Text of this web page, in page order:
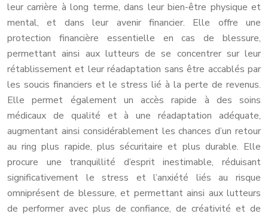
leur carrière à long terme, dans leur bien-être physique et
mental, et dans leur avenir financier. Elle offre une
protection financière essentielle en cas de blessure,
permettant ainsi aux lutteurs de se concentrer sur leur
rétablissement et leur réadaptation sans être accablés par
les soucis financiers et le stress lié à la perte de revenus.
Elle permet également un accès rapide à des soins
médicaux de qualité et à une réadaptation adéquate,
augmentant ainsi considérablement les chances d’un retour
au ring plus rapide, plus sécuritaire et plus durable. Elle
procure une tranquillité d’esprit inestimable, réduisant
significativement le stress et l’anxiété liés au risque
omniprésent de blessure, et permettant ainsi aux lutteurs
de performer avec plus de confiance, de créativité et de